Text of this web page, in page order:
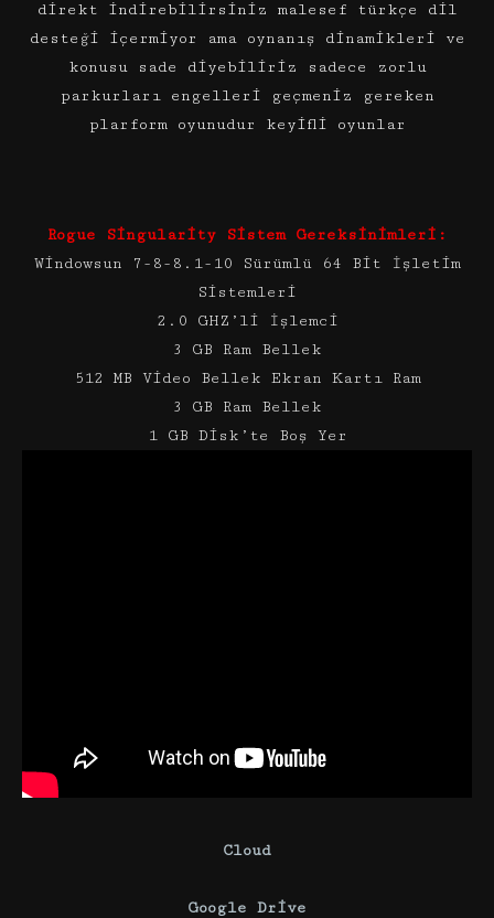
direkt indirebilirsiniz malesef türkçe dil
desteği içermiyor ama oynanış dinamikleri ve
konusu sade diyebiliriz sadece zorlu
parkurları engelleri geçmeniz gereken
plarform oyunudur keyifli oyunlar
Rogue Singularity Sistem Gereksinimleri:
Windowsun 7-8-8.1-10 Sürümlü 64 Bit İşletim
Sistemleri
2.0 GHZ’li İşlemci
3 GB Ram Bellek
512 MB Video Bellek Ekran Kartı Ram
3 GB Ram Bellek
1 GB Disk’te Boş Yer
Cloud
Google Drive